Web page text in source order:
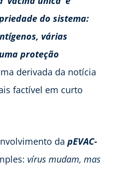
do sistema:
várias
proteção
derivada da notícia
factível em curto
da pEVAC-
vírus mudam, mas